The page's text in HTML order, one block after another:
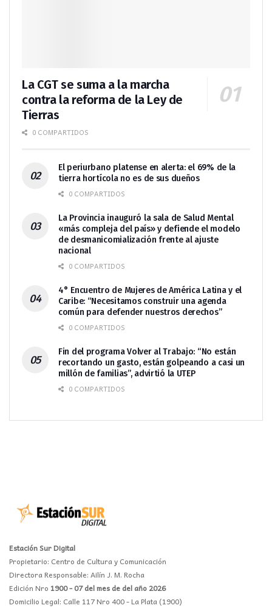
La CGT se suma a la marcha
contra la reforma de la Ley de
Tierras
0 COMPARTIDOS
El periurbano platense en alerta: el 69% de la
tierra hortícola no es de sus dueños
0 COMPARTIDOS
La Provincia inauguró la sala de Salud Mental
«más compleja del país» y defiende el modelo
de desmanicomialización frente al ajuste
nacional
0 COMPARTIDOS
4° Encuentro de Mujeres de América Latina y el
Caribe: “Necesitamos construir una agenda
común para defender nuestros derechos”
0 COMPARTIDOS
Fin del programa Volver al Trabajo: “No están
recortando un gasto, están golpeando a casi un
millón de familias”, advirtió la UTEP
0 COMPARTIDOS
Estación Sur Digital
Propietario: Centro de Cultura y Comunicación
Directora Responsable: Ailín J. M. Rocha
Edición Nro 1900 - 07 del mes de del año 2026
Domicilio Legal: Calle 117 Nro 400 - La Plata (1900)